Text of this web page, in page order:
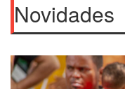
Novidades